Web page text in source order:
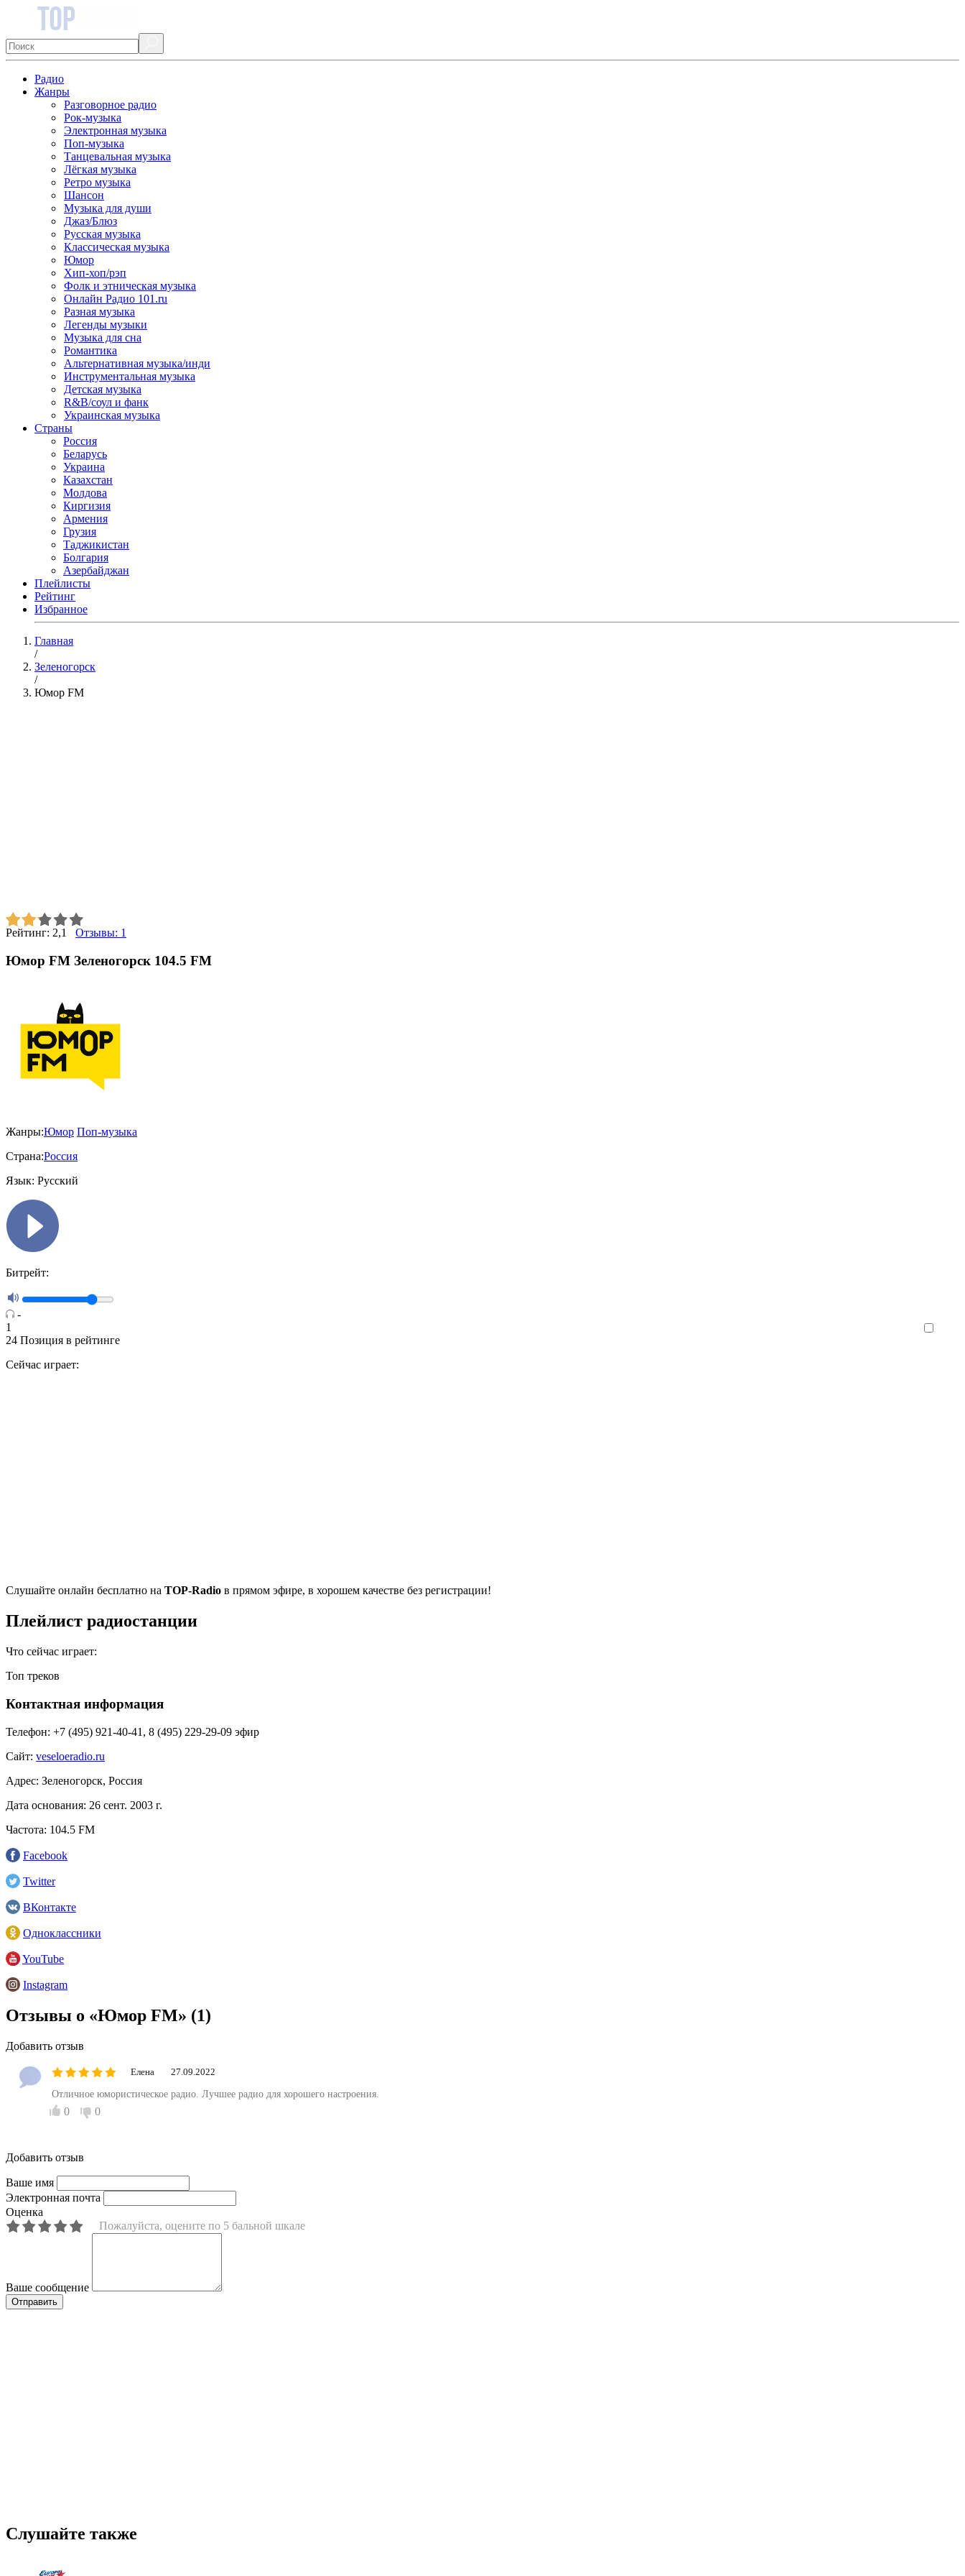
Радио
Жанры
Разговорное радио
Рок-музыка
Электронная музыка
Поп-музыка
Танцевальная музыка
Лёгкая музыка
Ретро музыка
Шансон
Музыка для души
Джаз/Блюз
Русская музыка
Классическая музыка
Юмор
Хип-хоп/рэп
Фолк и этническая музыка
Онлайн Радио 101.ru
Разная музыка
Легенды музыки
Музыка для сна
Романтика
Альтернативная музыка/инди
Инструментальная музыка
Детская музыка
R&B/cоул и фанк
Украинская музыка
Страны
Россия
Беларусь
Украина
Казахстан
Молдова
Киргизия
Армения
Грузия
Таджикистан
Болгария
Азербайджан
Плейлисты
Рейтинг
Избранное
Главная
/
Зеленогорск
/
Юмор FM
Рейтинг: 2,1 Отзывы: 1
Юмор FM Зеленогорск 104.5 FM
Жанры:Юмор Поп-музыка
Страна:Россия
Язык: Русский
Битрейт:
-
1
24 Позиция в рейтинге
Сейчас играет:
Cлушайте онлайн бесплатно на TOP-Radio в прямом эфире, в хорошем качестве без регистрации!
Плейлист радиостанции
Что сейчас играет:
Топ треков
Контактная информация
Телефон: +7 (495) 921‑40-41, 8 (495) 229-29-09 эфир
Сайт: veseloeradio.ru
Адрес: Зеленогорск, Россия
Дата основания: 26 сент. 2003 г.
Частота: 104.5 FM
Facebook
Twitter
ВКонтакте
Одноклассники
YouTube
Instagram
Отзывы о «Юмор FM» (1)
Добавить отзыв
Елена 27.09.2022
Отличное юмористическое радио. Лучшее радио для хорошего настроения.
0 0
Добавить отзыв
Ваше имя
Электронная почта
Оценка
Пожалуйста, оцените по 5 бальной шкале
Ваше сообщение
Слушайте также